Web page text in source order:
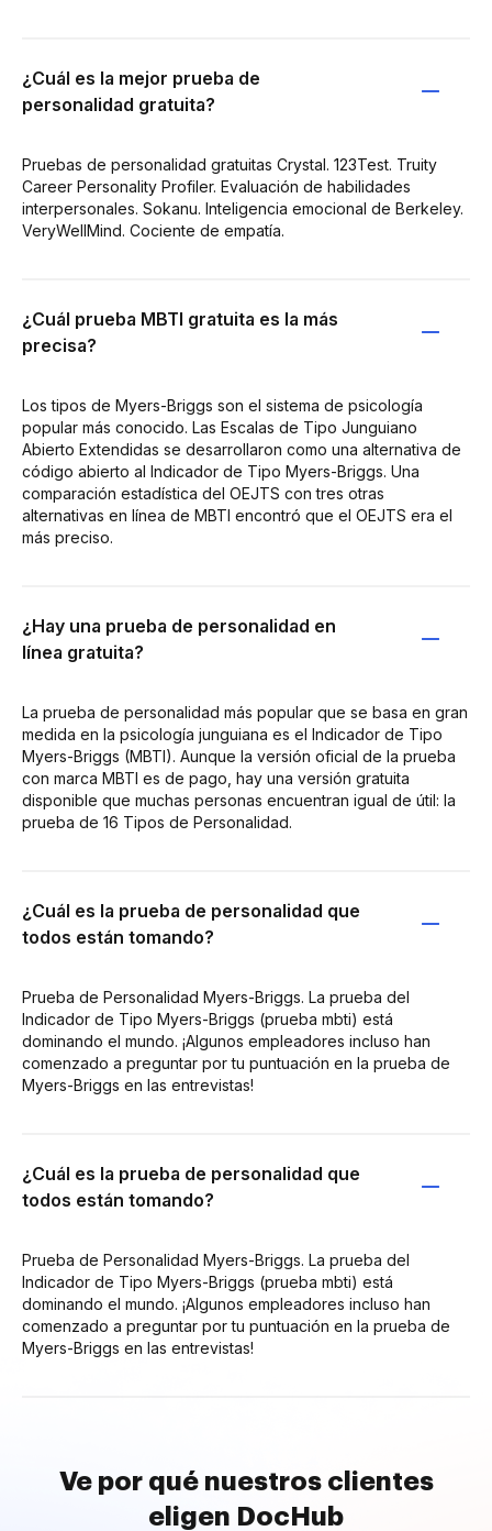
¿Cuál es la mejor prueba de
personalidad gratuita?
Pruebas de personalidad gratuitas Crystal. 123Test. Truity
Career Personality Profiler. Evaluación de habilidades
interpersonales. Sokanu. Inteligencia emocional de Berkeley.
VeryWellMind. Cociente de empatía.
¿Cuál prueba MBTI gratuita es la más
precisa?
Los tipos de Myers-Briggs son el sistema de psicología
popular más conocido. Las Escalas de Tipo Junguiano
Abierto Extendidas se desarrollaron como una alternativa de
código abierto al Indicador de Tipo Myers-Briggs. Una
comparación estadística del OEJTS con tres otras
alternativas en línea de MBTI encontró que el OEJTS era el
más preciso.
¿Hay una prueba de personalidad en
línea gratuita?
La prueba de personalidad más popular que se basa en gran
medida en la psicología junguiana es el Indicador de Tipo
Myers-Briggs (MBTI). Aunque la versión oficial de la prueba
con marca MBTI es de pago, hay una versión gratuita
disponible que muchas personas encuentran igual de útil: la
prueba de 16 Tipos de Personalidad.
¿Cuál es la prueba de personalidad que
todos están tomando?
Prueba de Personalidad Myers-Briggs. La prueba del
Indicador de Tipo Myers-Briggs (prueba mbti) está
dominando el mundo. ¡Algunos empleadores incluso han
comenzado a preguntar por tu puntuación en la prueba de
Myers-Briggs en las entrevistas!
¿Cuál es la prueba de personalidad que
todos están tomando?
Prueba de Personalidad Myers-Briggs. La prueba del
Indicador de Tipo Myers-Briggs (prueba mbti) está
dominando el mundo. ¡Algunos empleadores incluso han
comenzado a preguntar por tu puntuación en la prueba de
Myers-Briggs en las entrevistas!
Ve por qué nuestros clientes
eligen DocHub